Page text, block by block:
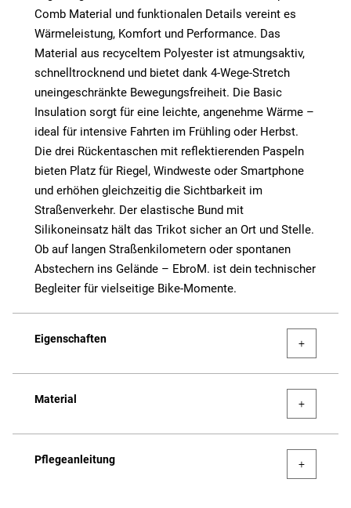
Comb Material und funktionalen Details vereint es
Wärmeleistung, Komfort und Performance. Das
Material aus recyceltem Polyester ist atmungsaktiv,
schnelltrocknend und bietet dank 4-Wege-Stretch
uneingeschränkte Bewegungsfreiheit. Die Basic
Insulation sorgt für eine leichte, angenehme Wärme –
ideal für intensive Fahrten im Frühling oder Herbst.
Die drei Rückentaschen mit reflektierenden Paspeln
bieten Platz für Riegel, Windweste oder Smartphone
und erhöhen gleichzeitig die Sichtbarkeit im
Straßenverkehr. Der elastische Bund mit
Silikoneinsatz hält das Trikot sicher an Ort und Stelle.
Ob auf langen Straßenkilometern oder spontanen
Abstechern ins Gelände – EbroM. ist dein technischer
Begleiter für vielseitige Bike-Momente.
Eigenschaften
Material
Pflegeanleitung